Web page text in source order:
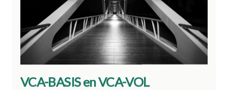
VCA-BASIS en VCA-VOL